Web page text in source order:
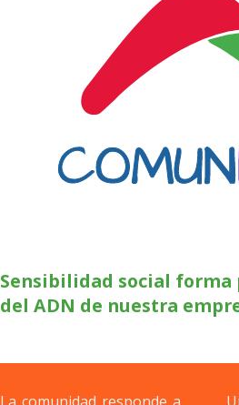
Sensibilidad social forma
del ADN de nuestra